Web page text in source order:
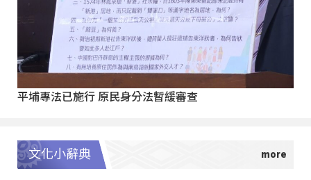
平埔專法已施行 原民身分法暫緩審查
文化小辭典